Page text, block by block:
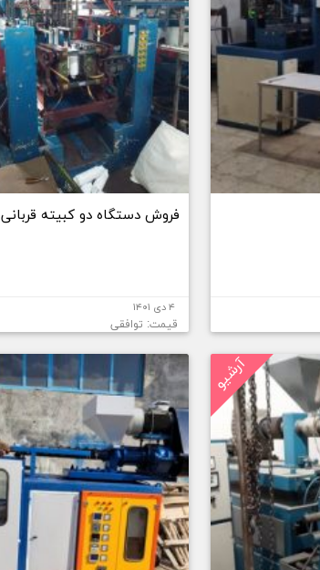
فروش دستگاه دو کبیته قربانی
۴ دی ۱۴۰۱
قیمت: توافقی
آرشیو